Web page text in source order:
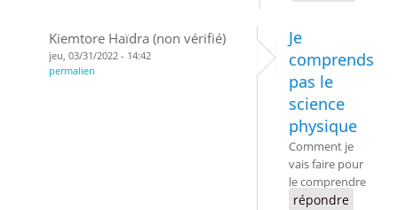
Kiemtore Haïdra (non vérifié)
jeu, 03/31/2022 - 14:42
permalien
Je
comprends
pas le
science
physique
Comment je
vais faire pour
le comprendre
répondre